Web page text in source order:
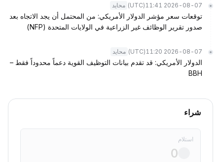
2026-08-07 11:41
(UTC) محايد
توقعات سعر مؤشر الدولار الأمريكي: من المحتمل أن يجد الاتجاه بعد
صدور تقرير الوظائف غير الزراعية في الولايات المتحدة (NFP)
2026-08-07 11:20
(UTC) محايد
الدولار الأمريكي: قد تقدم بيانات التوظيف القوية دعماً محدوداً فقط –
BBH
شراء
استلام